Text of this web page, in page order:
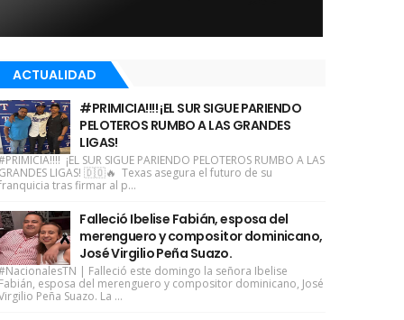
ACTUALIDAD
#PRIMICIA!!!! ¡EL SUR SIGUE PARIENDO
PELOTEROS RUMBO A LAS GRANDES
LIGAS!
¡EL SUR SIGUE PARIENDO PELOTEROS RUMBO A LAS
LIGAS! 🇩🇴🔥 Texas asegura el futuro de su
tras firmar al p...
Falleció Ibelise Fabián, esposa del
merenguero y compositor dominicano,
José Virgilio Peña Suazo.
| Falleció este domingo la señora Ibelise
esposa del merenguero y compositor dominicano, José
Peña Suazo. La ...